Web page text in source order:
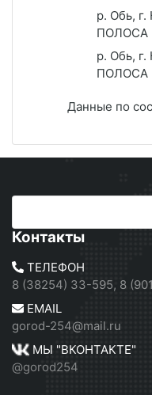
р. Обь,
ПОЛОСА
р. Обь,
Данные по
Контакты
ТЕЛЕФОН
8 (38254) 33-595, 8
EMAIL
gorod-254@mail.ru
МЫ "ВКОНТАКТЕ"
@gorod254